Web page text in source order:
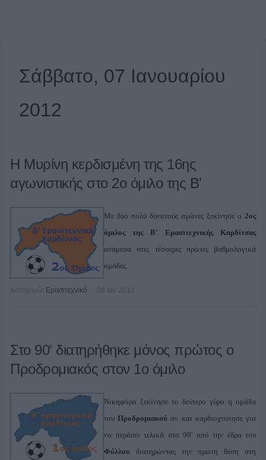
Σάββατο, 07 Ιανουαρίου
2012
Η Μυρίνη κερδισμένη της 16ης
αγωνιστικής στο 2ο όμιλο της Β'
Με δύο πολύ δυνατούς αγώνες ξεκίνησε ο 2ος
όμιλος της Β' Ερασιτεχνικής Καρδίτσας
ανάμεσα στις τέσσερις πρώτες βαθμολογικά
ομάδες.
Κατηγορία Ερασιτεχνικό 08 Ιαν 2012
Στο 90' διατηρήθηκε μόνος πρώτος ο
Προδρομιακός στον 1ο όμιλο
Νικηφόρα ξεκίνησε το δεύτερο γύρο η ομάδα
τουΠροδρομιακούαν και καρδιοχτύπησε για
να περάσει τελικά στο 90' από την έδρα του
Φύλλου διατηρώντας την πρώτη θέση στη